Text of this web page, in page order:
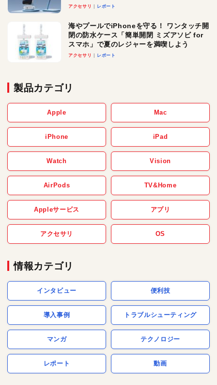
ースでおしゃれに充電したい人にオスス
アクセサリ レポート
海やプールでiPhoneを守る！ ワンタッチ開
閉の防水ケース「簡単開閉 ミズアソビ for
スマホ」で夏のレジャーを満喫しよう
アクセサリ レポート
製品カテゴリ
Apple Mac
iPhone iPad
Watch Vision
AirPods TV&Home
Appleサービス アプリ
アクセサリ OS
情報カテゴリ
インタビュー 便利技
導入事例 トラブルシューティング
マンガ テクノロジー
レポート 動画